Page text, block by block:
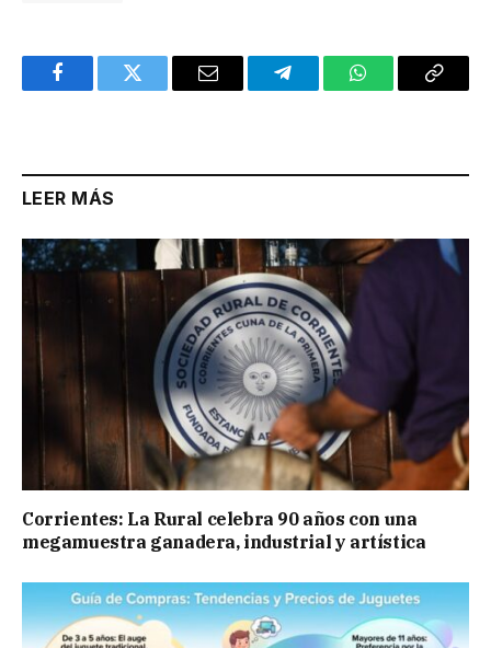
FacebookTwitter Email TelegramWhatsAppCopy
LEER MÁS
Corrientes: La Rural celebra 90 años con una
megamuestra ganadera, industrial y artística